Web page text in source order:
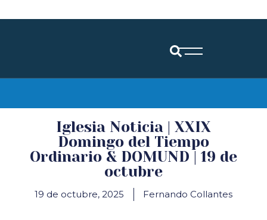
Iglesia Noticia | XXIX
Domingo del Tiempo
Ordinario & DOMUND | 19 de
octubre
19 de octubre, 2025 Fernando Collantes